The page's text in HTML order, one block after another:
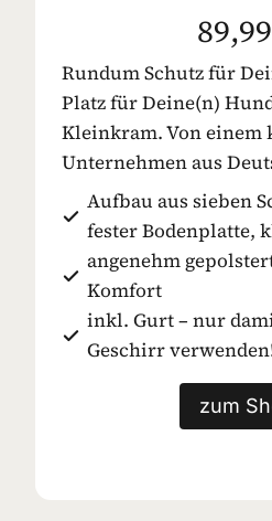
Rundum Schutz für
Platz für Deine(n)
Kleinkram. Von einem
Unternehmen aus
Aufbau aus sieben
fester Bodenplatte,
angenehm
Komfort
inkl. Gurt – nur
Geschirr
zum